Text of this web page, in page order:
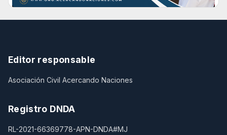
Editor responsable
Asociación Civil Acercando Naciones
Registro DNDA
RL-2021-66369778-APN-DNDA#MJ